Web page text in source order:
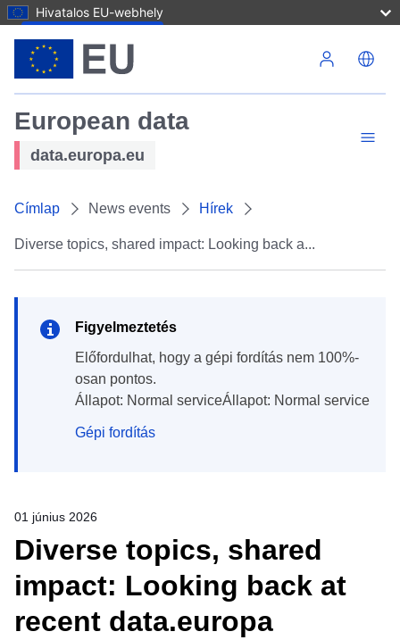
Hivatalos EU-webhely
European data
data.europa.eu
Címlap News events Hírek
Diverse topics, shared impact: Looking back a...
Figyelmeztetés
Előfordulhat, hogy a gépi fordítás nem 100%-
osan pontos.
Állapot: Normal serviceÁllapot: Normal service
Gépi fordítás
01 június 2026
Diverse topics, shared
impact: Looking back at
recent data.europa